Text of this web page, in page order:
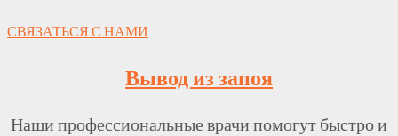
СВЯЗАТЬСЯ С НАМИ
Вывод из запоя
Наши профессиональные врачи помогут быстро и